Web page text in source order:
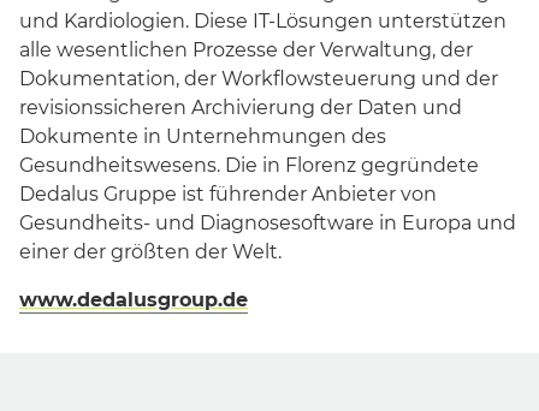
und Kardiologien. Diese IT-Lösungen unterstützen
alle wesentlichen Prozesse der Verwaltung, der
Dokumentation, der Workflowsteuerung und der
revisionssicheren Archivierung der Daten und
Dokumente in Unternehmungen des
Gesundheitswesens. Die in Florenz gegründete
Dedalus Gruppe ist führender Anbieter von
Gesundheits- und Diagnosesoftware in Europa und
einer der größten der Welt.
www.dedalusgroup.de